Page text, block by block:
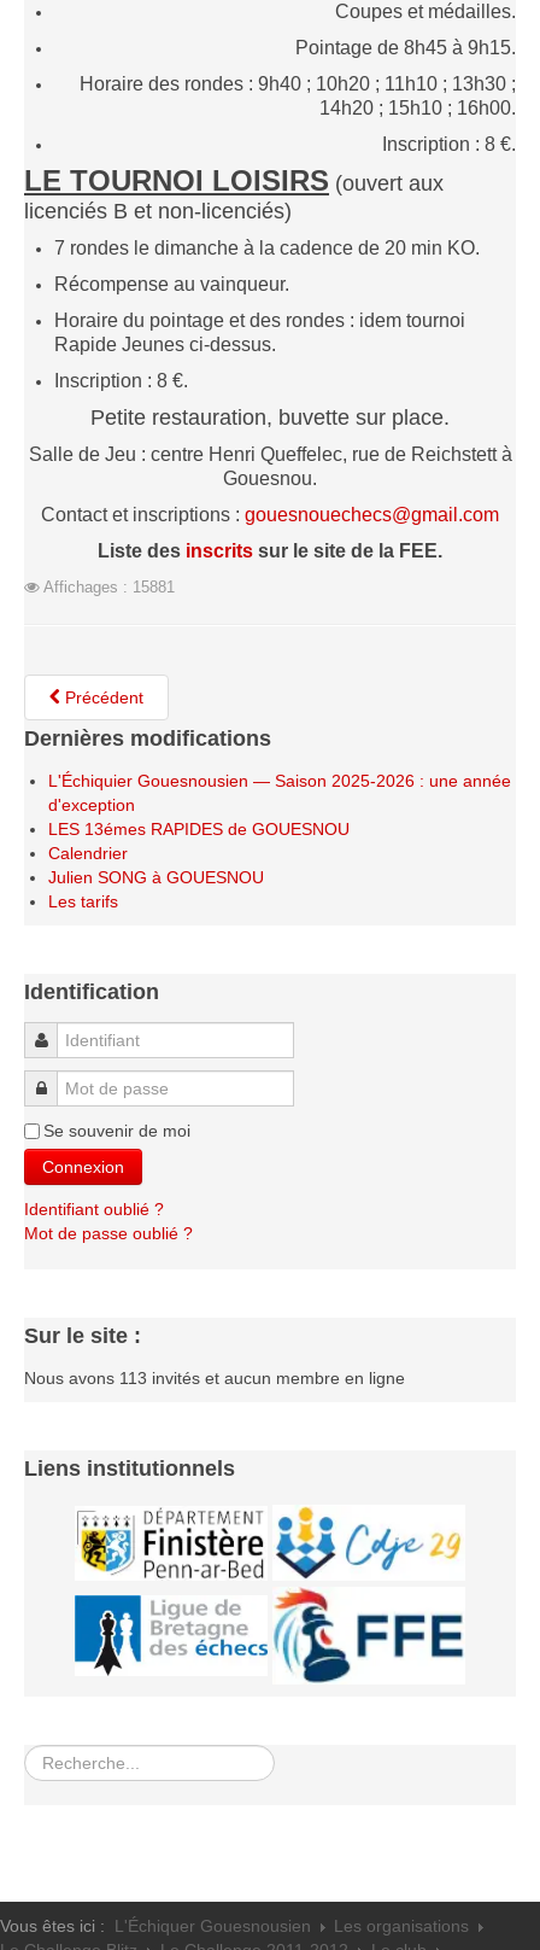
Les équipes Adultes
Les championnats individuels
Les tournois
Les infos
Coupes et médailles.
Pointage de 8h45 à 9h15.
Horaire des rondes : 9h40 ; 10h20 ; 11h10 ; 13h30 ;
14h20 ; 15h10 ; 16h00.
Inscription : 8 €.
LE TOURNOI LOISIRS (ouvert aux
licenciés B et non-licenciés)
7 rondes le dimanche à la cadence de 20 min KO.
Récompense au vainqueur.
Horaire du pointage et des rondes : idem tournoi
Rapide Jeunes ci-dessus.
Inscription : 8 €.
Petite restauration, buvette sur place.
Salle de Jeu : centre Henri Queffelec, rue de Reichstett à
Gouesnou.
Contact et inscriptions : gouesnouechecs@gmail.com
Liste des inscrits sur le site de la FEE.
Affichages : 15881
Précédent
Dernières modifications
L'Échiquier Gouesnousien — Saison 2025-2026 : une année
d'exception
LES 13émes RAPIDES de GOUESNOU
Calendrier
Julien SONG à GOUESNOU
Les tarifs
Identification
Identifiant
Mot de passe
Se souvenir de moi
Connexion
Identifiant oublié ?
Mot de passe oublié ?
Sur le site :
Nous avons 113 invités et aucun membre en ligne
Liens institutionnels
Rechercher
Vous êtes ici : L'Échiquer Gouesnousien
Les organisations